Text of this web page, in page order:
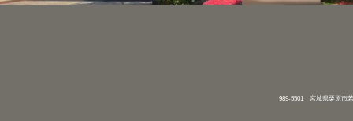
989-5501 宮城県栗原市